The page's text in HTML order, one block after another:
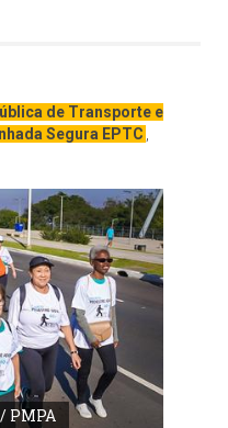
de Transporte e
Segura EPTC
PMPA